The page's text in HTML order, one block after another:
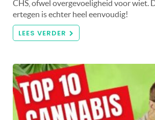
CHS, ofwel overgevoeligheid voor wiet.
ertegen is echter heel eenvoudig!
LEES VERDER